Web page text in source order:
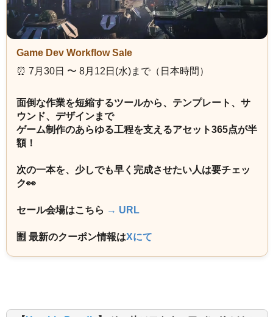
Game Dev Workflow Sale
⏰️ 7月30日 〜 8月12日(水)まで（日本時間）
面倒な作業を短縮するツールから、テンプレート、サ
ウンド、デザインまで
ゲーム制作のあらゆる工程を支えるアセット365点が半
額！
次の一本を、少しでも早く完成させたい人は要チェッ
ク👀
セール会場はこちら → URL
🈹 最新のクーポン情報はXにて